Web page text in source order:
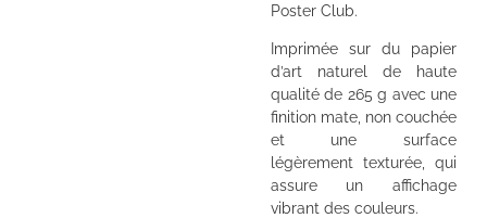
Poster Club.
Imprimée sur du papier
d’art naturel de haute
qualité de 265 g avec une
finition mate, non couchée
et une surface
légèrement texturée, qui
assure un affichage
vibrant des couleurs.